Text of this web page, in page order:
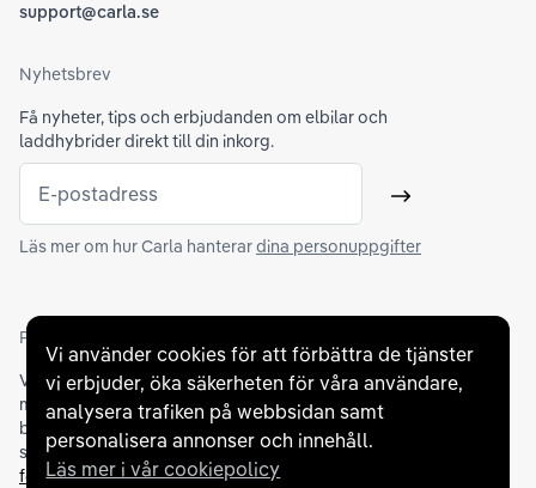
Vi använder cookies för att förbättra de tjänster
vi erbjuder, öka säkerheten för våra användare,
analysera trafiken på webbsidan samt
personalisera annonser och innehåll.
Läs mer i vår cookiepolicy
support@carla.se
Nyhetsbrev
Få nyheter, tips och erbjudanden om elbilar och
laddhybrider direkt till din inkorg.
E-postadress Skicka
Läs mer om hur Carla hanterardina personuppgifter
Partners och betallösningar
Vi samarbetar medflertalet banker för att erbjuda dig bästa
möjliga finansieringslösning och stödjer en rad olika
betalningsmetoder. För att du ska känna dig trygg vid ditt köp
samarbetar vi med Folksam och AutoConcept gällande
försäkringar och garantier.